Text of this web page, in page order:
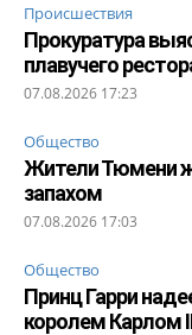
Происшествия
Прокуратура
плавучего
07.08.2026 17:23
Общество
Жители Тюмени
запахом
07.08.2026 17:03
Общество
Принц Гарри
королем Карлом